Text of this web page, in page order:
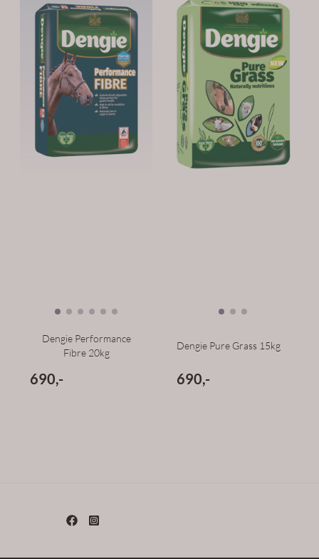
Dengie Performance
Fibre 20kg
690,-
Dengie Pure Grass 15kg
690,-